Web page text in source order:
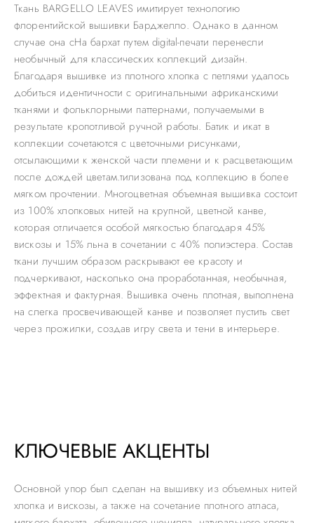
Ткань BARGELLO LEAVES имитирует технологию
флорентийской вышивки Барджелло. Однако в данном
случае она сНа бархат путем digital-печати перенесли
необычный для классических коллекций дизайн.
Благодаря вышивке из плотного хлопка с петлями удалось
добиться идентичности с оригинальными африканскими
тканями и фольклорными паттернами, получаемыми в
результате кропотливой ручной работы. Батик и икат в
коллекции сочетаются с цветочными рисунками,
отсылающими к женской части племени и к расцветающим
после дождей цветам.тилизована под коллекцию в более
мягком прочтении. Многоцветная объемная вышивка состоит
из 100% хлопковых нитей на крупной, цветной канве,
которая отличается особой мягкостью благодаря 45%
вискозы и 15% льна в сочетании с 40% полиэстера. Состав
ткани лучшим образом раскрывают ее красоту и
подчеркивают, насколько она проработанная, необычная,
эффектная и фактурная. Вышивка очень плотная, выполнена
на слегка просвечивающей канве и позволяет пустить свет
через прожилки, создав игру света и тени в интерьере.
КЛЮЧЕВЫЕ АКЦЕНТЫ
Основной упор был сделан на вышивку из объемных нитей
хлопка и вискозы, а также на сочетание плотного атласа,